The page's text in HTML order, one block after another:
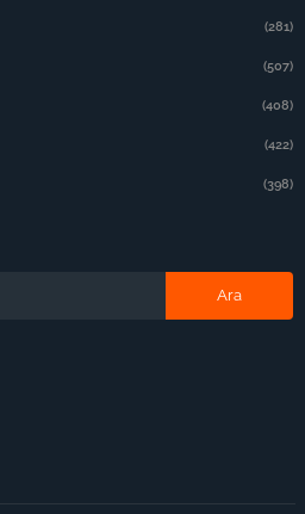
(281)
(507)
(408)
(422)
(398)